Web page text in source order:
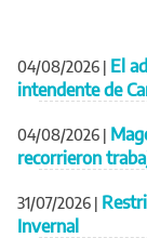
04/08/2026 | El
intendente de
04/08/2026 |
recorrieron
31/07/2026 |
Invernal